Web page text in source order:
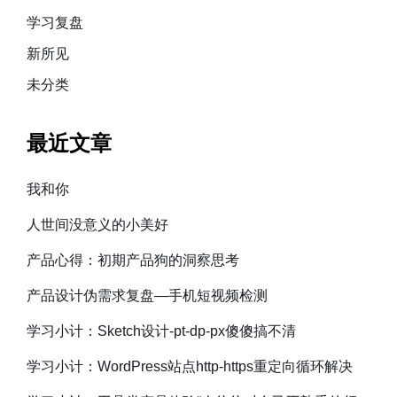
学习复盘
新所见
未分类
最近文章
我和你
人世间没意义的小美好
产品心得：初期产品狗的洞察思考
产品设计伪需求复盘—手机短视频检测
学习小计：Sketch设计-pt-dp-px傻傻搞不清
学习小计：WordPress站点http-https重定向循环解决